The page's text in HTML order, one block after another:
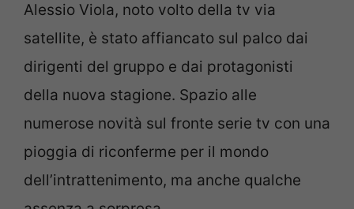
Alessio Viola, noto volto della tv via
satellite, è stato affiancato sul palco dai
dirigenti del gruppo e dai protagonisti
della nuova stagione. Spazio alle
numerose novità sul fronte serie tv con una
pioggia di riconferme per il mondo
dell’intrattenimento, ma anche qualche